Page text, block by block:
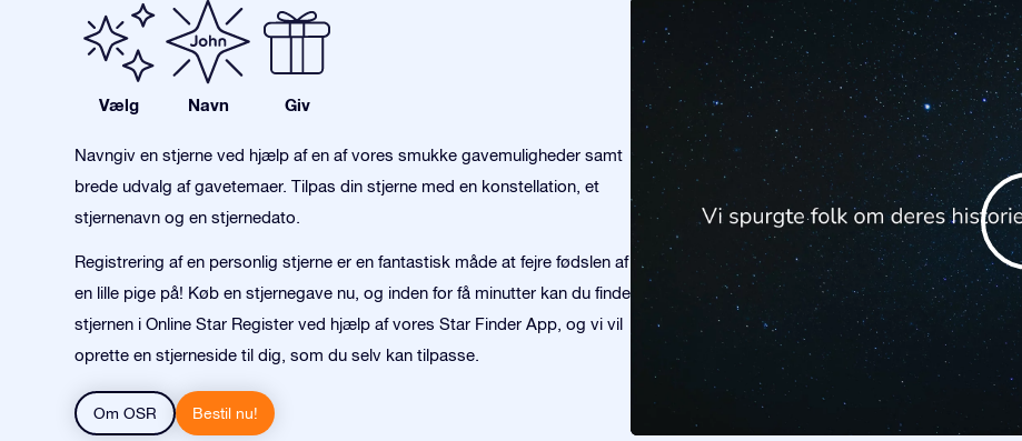
Vælg Navn Giv
Navngiv en stjerne ved hjælp af en af vores smukke gavemuligheder samt
brede udvalg af gavetemaer. Tilpas din stjerne med en konstellation, et
stjernenavn og en stjernedato.
Registrering af en personlig stjerne er en fantastisk måde at fejre fødslen af
en lille pige på! Køb en stjernegave nu, og inden for få minutter kan du finde
stjernen i Online Star Register ved hjælp af vores Star Finder App, og vi vil
oprette en stjerneside til dig, som du selv kan tilpasse.
Om OSR Bestil nu!